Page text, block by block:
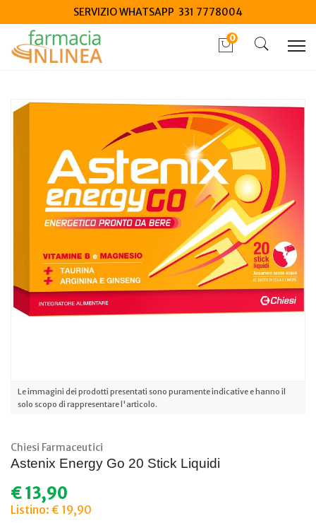
SERVIZIO WHATSAPP 331 7778004
0
Astenix Energy Go 20 Stick Liquidi
Le immagini dei prodotti presentati sono puramente indicative e hanno il
solo scopo di rappresentare l'articolo.
Chiesi Farmaceutici
Astenix Energy Go 20 Stick Liquidi
€13,90
Listino: € 19,90